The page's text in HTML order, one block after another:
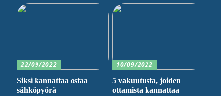
22/09/2022
Siksi kannattaa ostaa
sähköpyörä
10/09/2022
5 vakuutusta, joiden
ottamista kannattaa